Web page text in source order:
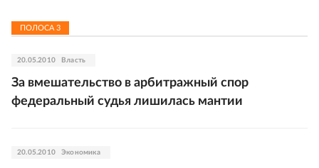
ПОЛОСА 3
20.05.2010 Власть
За вмешательство в арбитражный спор
федеральный судья лишилась мантии
20.05.2010 Экономика